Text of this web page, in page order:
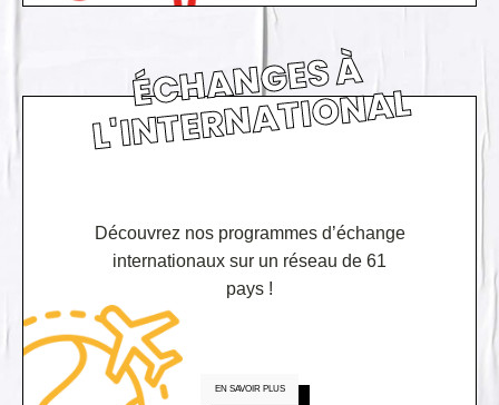
É
C
H
A
N
GE
S
À
L'I
N
TE
R
N
A
TI
O
N
AL
Découvrez nos programmes d’échange
internationaux sur un réseau de 61
pays !
EN SAVOIR PLUS